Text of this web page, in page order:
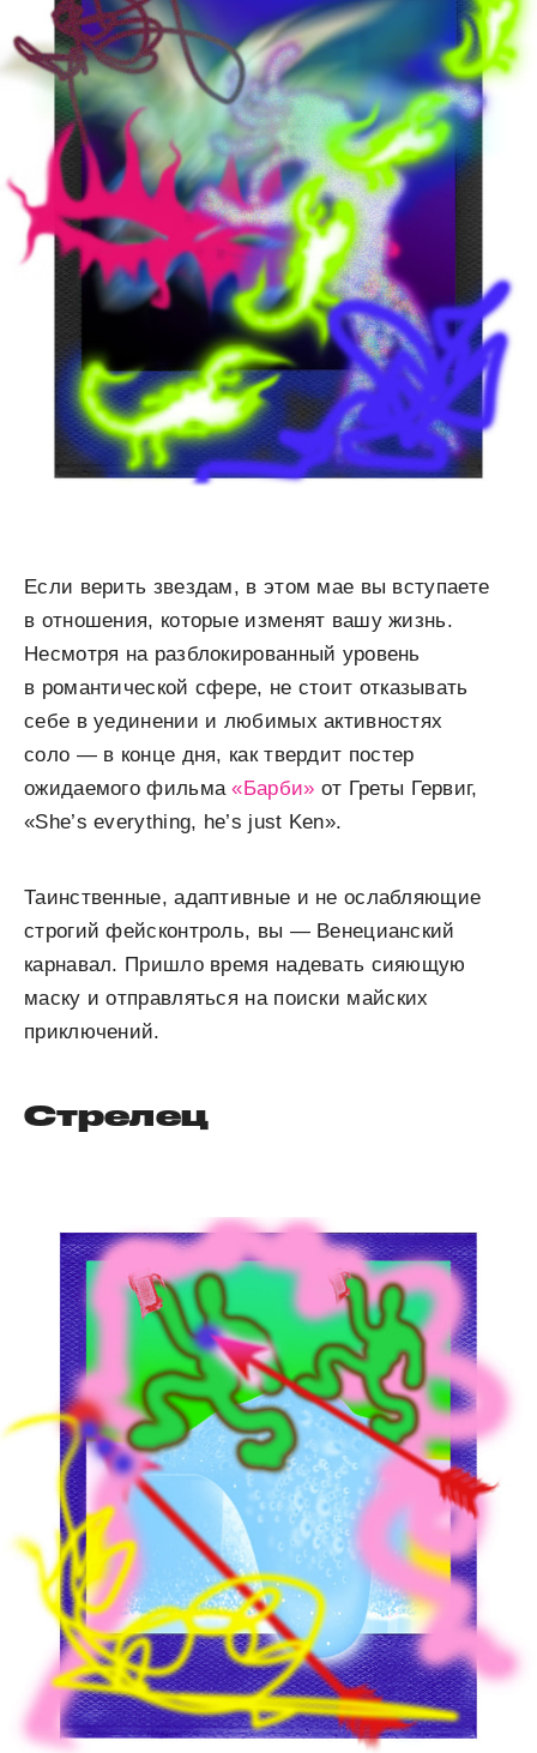
Если верить звездам, в этом мае вы вступаете
в отношения, которые изменят вашу жизнь.
Несмотря на разблокированный уровень
в романтической сфере, не стоит отказывать
себе в уединении и любимых активностях
соло — в конце дня, как твердит постер
ожидаемого фильма«Барби» от Греты Гервиг,
«She’s everything, he’s just Ken».
Таинственные, адаптивные и не ослабляющие
строгий фейсконтроль, вы — Венецианский
карнавал. Пришло время надевать сияющую
маску и отправляться на поиски майских
приключений.
Стрелец